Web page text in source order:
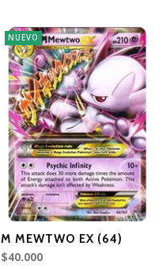
NUEVO
M MEWTWO EX (64)
$40.000